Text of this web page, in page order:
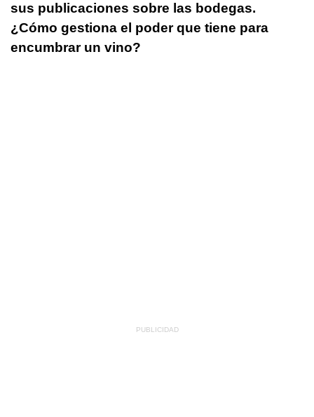
sus publicaciones sobre las bodegas.
¿Cómo gestiona el poder que tiene para
encumbrar un vino?